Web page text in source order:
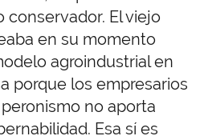
conservador. El viejo
en su momento
agroindustrial en
porque los empresarios
no aporta
Esa sí es